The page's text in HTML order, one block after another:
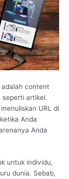
content
seperti artikel.
URL di
Anda
Anda
untuk individu,
dunia. Sebab,